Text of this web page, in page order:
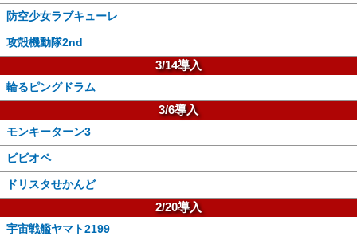
防空少女ラブキューレ
攻殻機動隊2nd
3/14導入
輪るピングドラム
3/6導入
モンキーターン3
ビビオペ
ドリスタせかんど
2/20導入
宇宙戦艦ヤマト2199